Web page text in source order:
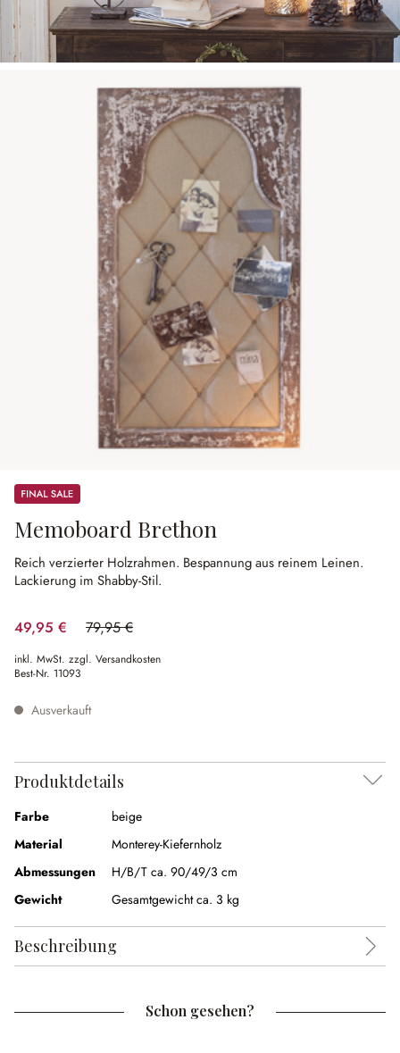
Sale
Memoboard Brethon
Reich verzierter Holzrahmen. Bespannung aus reinem Leinen.
Lackierung im Shabby-Stil.
49,95 € 79,95 €
(37.52% gespart)
inkl. MwSt. zzgl. Versandkosten
Best-Nr. 11093
Ausverkauft
Produktdetails
Farbe
beige
Material
Monterey-Kiefernholz
Abmessungen
H/B/T ca. 90/49/3 cm
Gewicht
Gesamtgewicht ca. 3 kg
Beschreibung
Schon gesehen?